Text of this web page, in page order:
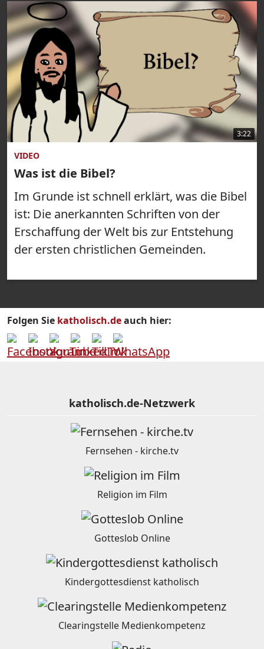
3:22
VIDEO
Was ist die Bibel?
Im Grunde ist schnell erklärt, was die Bibel
ist: Die anerkannten Schriften von der
Erschaffung der Welt bis zur Entstehung
der ersten christlichen Gemeinden.
Folgen Sie katholisch.deauch hier:
katholisch.de-Netzwerk
Fernsehen - kirche.tv
Religion im Film
Gotteslob Online
Kindergottesdienst katholisch
Clearingstelle Medienkompetenz